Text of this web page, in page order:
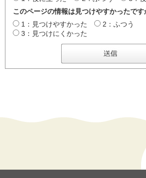
このページの情報は見つけやすかったです
1：見つけやすかった
2：ふつう
3：見つけにくかった